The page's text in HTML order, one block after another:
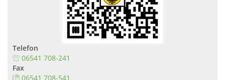
Telefon
06541 708-241
Fax
06541 708-541